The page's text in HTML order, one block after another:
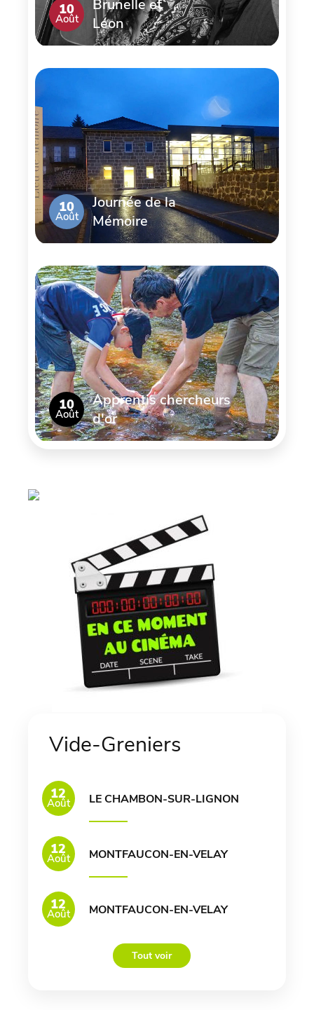
10
Août
Brunelle et
Léon
10
Août
Journée de la
Mémoire
10
Août
Apprentis chercheurs
d'or
Vide-Greniers
12
Août LE CHAMBON-SUR-LIGNON
12
Août MONTFAUCON-EN-VELAY
12
Août MONTFAUCON-EN-VELAY
Tout voir